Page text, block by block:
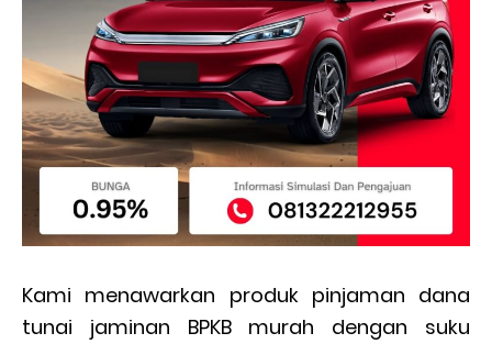
Kami menawarkan produk pinjaman dana
tunai jaminan BPKB murah dengan suku